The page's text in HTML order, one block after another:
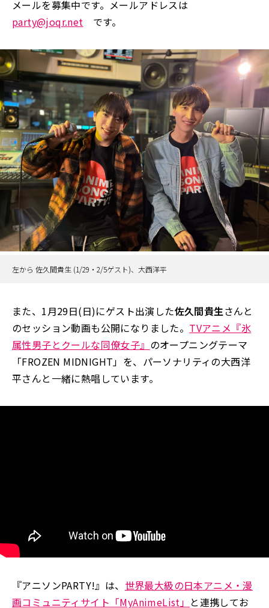
メールを募集中です。メールアドレスは
party@joqr.net です。
左から 佐久間貴生 (1/29・2/5ゲスト)、大西洋平
また、1月29日(日)にゲスト出演した佐久間貴生さんと
のセッション動画も公開になりました。 TVアニメ『氷
属性男子とクールな同僚女子』 のオープニングテーマ
「FROZEN MIDNIGHT」を、パーソナリティの大西洋
平さんと一緒に熱唱しています。
『アニソンPARTY!』は、 世界最大級の日本アニメ・漫
画コミュニティサイト「MyAnimeList」 と連携してお